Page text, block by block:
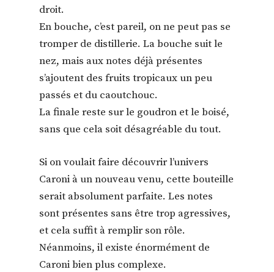
droit.
En bouche, c’est pareil, on ne peut pas se
tromper de distillerie. La bouche suit le
nez, mais aux notes déjà présentes
s’ajoutent des fruits tropicaux un peu
passés et du caoutchouc.
La finale reste sur le goudron et le boisé,
sans que cela soit désagréable du tout.
Si on voulait faire découvrir l’univers
Caroni à un nouveau venu, cette bouteille
serait absolument parfaite. Les notes
sont présentes sans être trop agressives,
et cela suffit à remplir son rôle.
Néanmoins, il existe énormément de
Caroni bien plus complexe.